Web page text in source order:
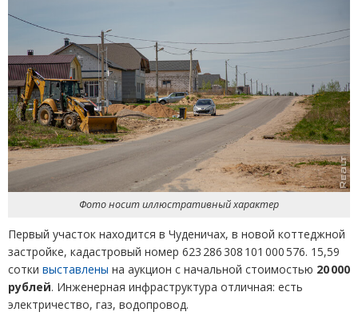
Фото носит иллюстративный характер
Первый участок находится в Чуденичах, в новой коттеджной
застройке, кадастровый номер 623 286 308 101 000 576. 15,59
сотки выставлены на аукцион с начальной стоимостью 20 000
рублей. Инженерная инфраструктура отличная: есть
электричество, газ, водопровод.